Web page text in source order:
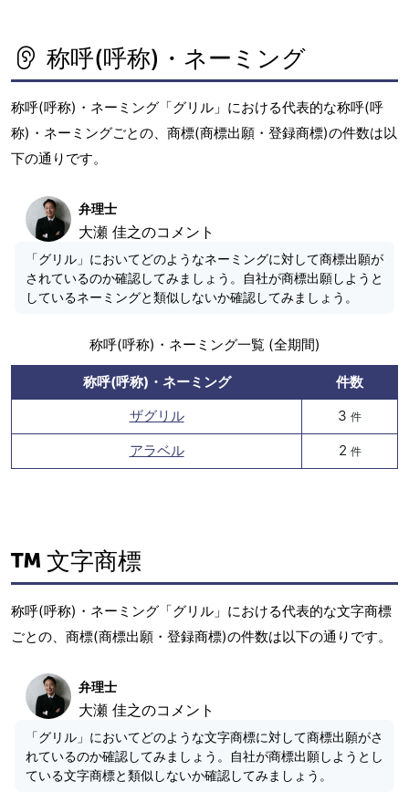
称呼(呼称)・ネーミング
称呼(呼称)・ネーミング「グリル」における代表的な称呼(呼
称)・ネーミングごとの、商標(商標出願・登録商標)の件数は以
下の通りです。
弁理士
大瀬 佳之のコメント
「グリル」においてどのようなネーミングに対して商標出願が
されているのか確認してみましょう。自社が商標出願しようと
しているネーミングと類似しないか確認してみましょう。
称呼(呼称)・ネーミング一覧 (全期間)
称呼(呼称)・ネーミング
件数
ザグリル
3 件
アラベル 2 件
文字商標
称呼(呼称)・ネーミング「グリル」における代表的な文字商標
ごとの、商標(商標出願・登録商標)の件数は以下の通りです。
弁理士
大瀬 佳之のコメント
「グリル」においてどのような文字商標に対して商標出願がさ
れているのか確認してみましょう。自社が商標出願しようとし
ている文字商標と類似しないか確認してみましょう。